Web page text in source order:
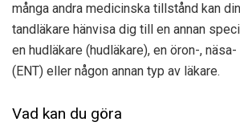
många andra medicinska tillstånd kan
tandläkare hänvisa dig till en annan
en hudläkare (hudläkare), en öron-,
(ENT) eller någon annan typ av läkare.
Vad kan du göra